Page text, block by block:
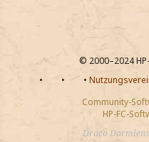
© 2000–2024
•
• •
Community-
HP-FC-
Draco